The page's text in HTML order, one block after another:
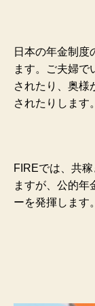
日本の年金制度
ます。ご夫婦で
されたり、奥様
されたりします。
FIREでは、共
ますが、公的年
ーを発揮します。